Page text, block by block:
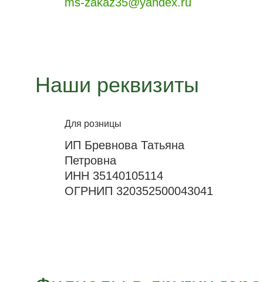
Наши реквизиты
Для розницы
ИП Бревнова Татьяна
Петровна
ИНН 35140105114
ОГРНИП 320352500043041